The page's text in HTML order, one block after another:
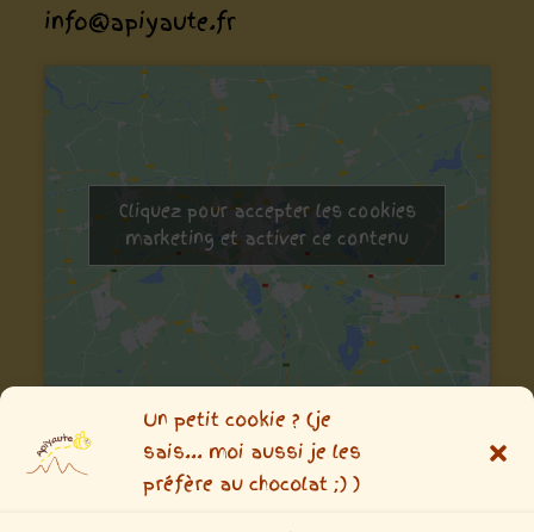
Un petit cookie ? (je
sais... moi aussi je les
préfère au chocolat ;) )
info@apiyaute.fr
Cliquez pour accepter les cookies
marketing et activer ce contenu
Envie de ne rien rater ?
inscrivez-vous aux news !